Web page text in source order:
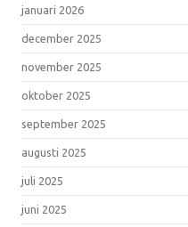
januari 2026
december 2025
november 2025
oktober 2025
september 2025
augusti 2025
juli 2025
juni 2025